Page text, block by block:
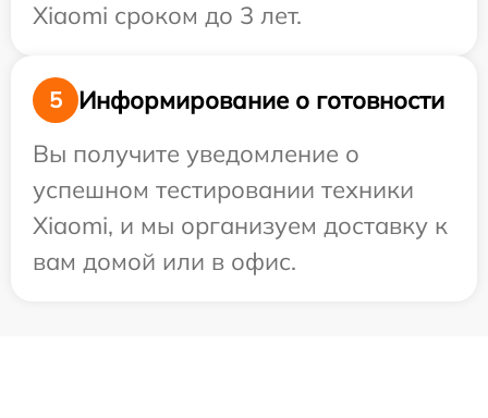
Xiaomi сроком до 3 лет.
5
Информирование о готовности
Вы получите уведомление о
успешном тестировании техники
Xiaomi, и мы организуем доставку к
вам домой или в офис.